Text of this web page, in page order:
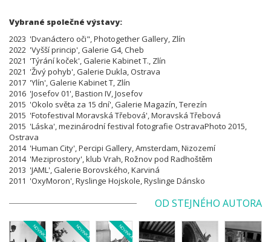
Vybrané společné výstavy:
2023 'Dvanáctero oči", Photogether Gallery, Zlín
2022 'Vyšší princip' , Galerie G4, Cheb
2021 'Týrání koček' , Galerie Kabinet T., Zlín
2021 'Živý pohyb' , Galerie Dukla, Ostrava
2017 'Ylín' , Galerie Kabinet T, Zlín
2016 'Josefov 01' , Bastion IV, Josefov
2015 'Okolo světa za 15 dní' , Galerie Magazín, Terezín
2015 'Fotofestival Moravská Třebová' , Moravská Třebová
2015 'Láska', mezinárodní festival fotografie OstravaPhoto 2015,
Ostrava
2014 'Human City', Percipi Gallery, Amsterdam, Nizozemí
2014 'Meziprostory', klub Vrah, Rožnov pod Radhoštěm
2013 'JAML', Galerie Borovského, Karviná
2011 'OxyMoron', Ryslinge Hojskole, Ryslinge Dánsko
OD STEJNÉHO AUTORA
NOVINKA NOVINKA NOVINKA